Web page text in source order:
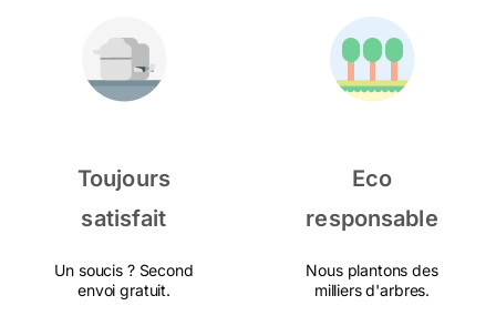
Toujours
satisfait
Un soucis ? Second
envoi gratuit.
Eco
responsable
Nous plantons des
milliers d'arbres.